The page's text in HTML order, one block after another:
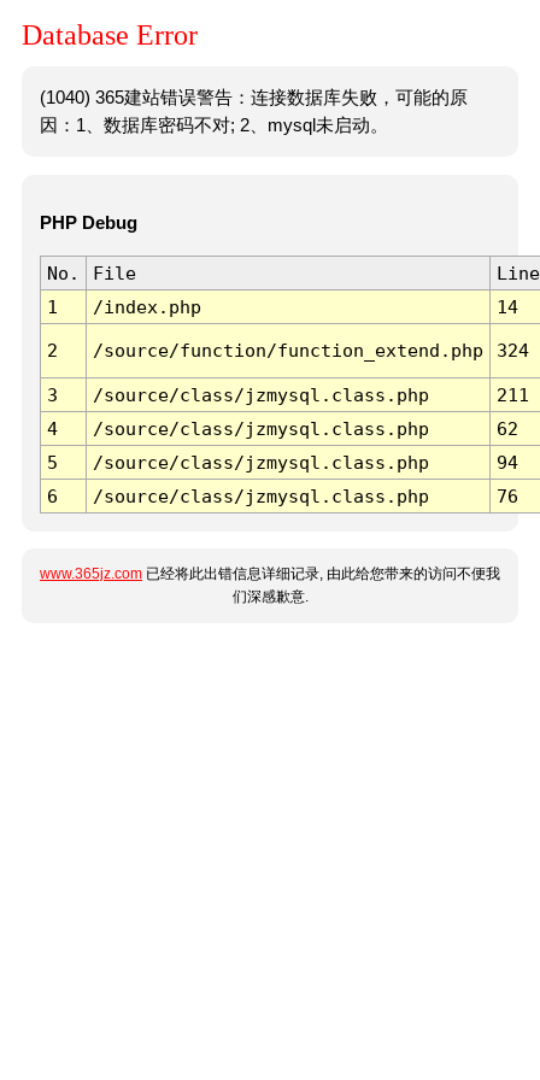
Database Error
(1040) 365建站错误警告：连接数据库失败，可能的原
因：1、数据库密码不对; 2、mysql未启动。
PHP Debug
No. File
Line
1
/index.php 14
2 /source/function/function_extend.php 324
3 /source/class/jzmysql.class.php
211
4
/source/class/jzmysql.class.php
62
5
/source/class/jzmysql.class.php
94
6
/source/class/jzmysql.class.php 76
www.365jz.com 已经将此出错信息详细记录, 由此给您带来的访问不便我
们深感歉意.